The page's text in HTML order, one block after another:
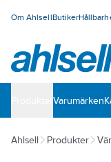
Om AhlsellButiker
Varumärken
Ahlsell Produkter